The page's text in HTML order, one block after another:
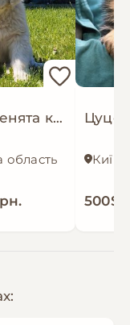
Білі цуценята кавказської вівчарки КСУ розплідник Star Escort великі робочі адекватні
область Київ
500$